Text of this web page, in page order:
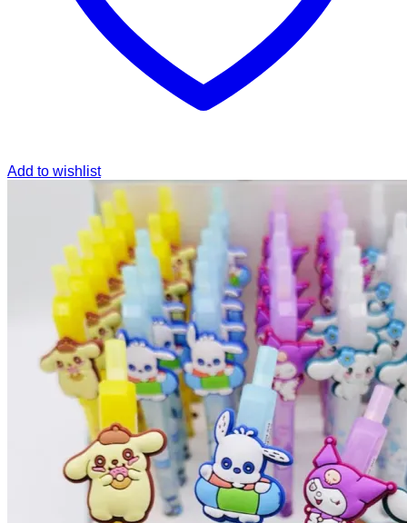
Add to wishlist